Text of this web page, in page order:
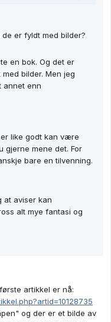
er fyldt med bilder?
en bok. Og det er
bilder. Men jeg
annet enn
like godt kan være
gjerne mene det. For
bare en tilvenning.
at aviser kan
alt mye fantasi og
artikkel er nå:
og der er et bilde av